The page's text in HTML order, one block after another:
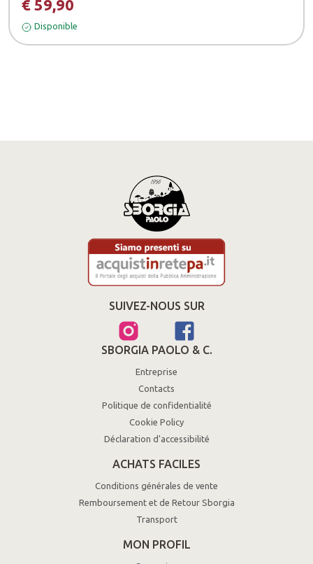
€ 59,90
Disponible
SUIVEZ-NOUS SUR
SBORGIA PAOLO & C.
Entreprise
Contacts
Politique de confidentialité
Cookie Policy
Déclaration d'accessibilité
ACHATS FACILES
Conditions générales de vente
Remboursement et de Retour Sborgia
Transport
MON PROFIL